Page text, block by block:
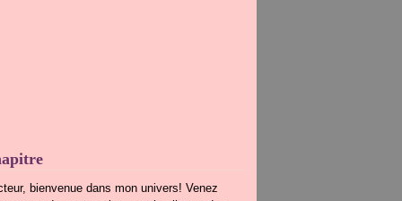
bienvenue dans mon univers! Venez